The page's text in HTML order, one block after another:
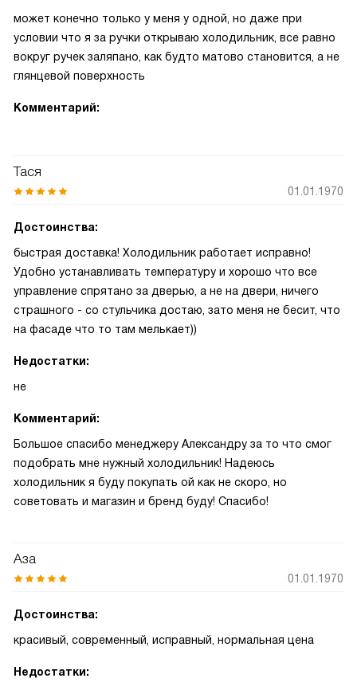
может конечно только у меня у одной, но даже при
условии что я за ручки открываю холодильник, все равно
вокруг ручек заляпано, как будто матово становится, а не
глянцевой поверхность
Комментарий:
Тася
01.01.1970
Достоинства:
быстрая доставка! Холодильник работает исправно!
Удобно устанавливать температуру и хорошо что все
управление спрятано за дверью, а не на двери, ничего
страшного - со стульчика достаю, зато меня не бесит, что
на фасаде что то там мелькает))
Недостатки:
не
Комментарий:
Большое спасибо менеджеру Александру за то что смог
подобрать мне нужный холодильник! Надеюсь
холодильник я буду покупать ой как не скоро, но
советовать и магазин и бренд буду! Спасибо!
Аза
01.01.1970
Достоинства:
красивый, современный, исправный, нормальная цена
Недостатки: